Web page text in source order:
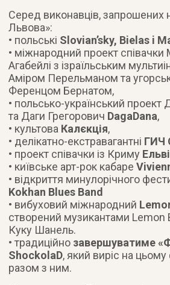
Серед виконавців, запрошених
Львова»:
• польські Slovian’sky, Bielas i
• міжнародний проект співачки
Агабейлі з ізраїльським
Аміром Перельманом та
Ференцом Бернатом,
• польсько-український проект
та Даги Грегорович DagaDana,
• культова Калєкція,
• делікатно-екстравагантні ГИЧ
• проект співачки із Криму
• київське арт-рок кабаре
• відкриття минулорічного
Kokhan Blues Band
• вибуховий міжнародний
створений музикантами Lemоn
Куку Шанель.
• традиційно завершуватиме
ShockolaD, який виріс на цьому
разом з ним.